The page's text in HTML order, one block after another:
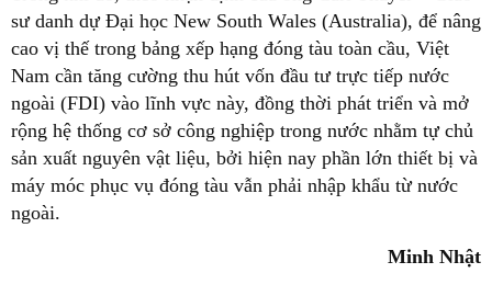
sư danh dự Đại học New South Wales (Australia), để nâng
cao vị thế trong bảng xếp hạng đóng tàu toàn cầu, Việt
Nam cần tăng cường thu hút vốn đầu tư trực tiếp nước
ngoài (FDI) vào lĩnh vực này, đồng thời phát triển và mở
rộng hệ thống cơ sở công nghiệp trong nước nhằm tự chủ
sản xuất nguyên vật liệu, bởi hiện nay phần lớn thiết bị và
máy móc phục vụ đóng tàu vẫn phải nhập khẩu từ nước
ngoài.
Minh Nhật